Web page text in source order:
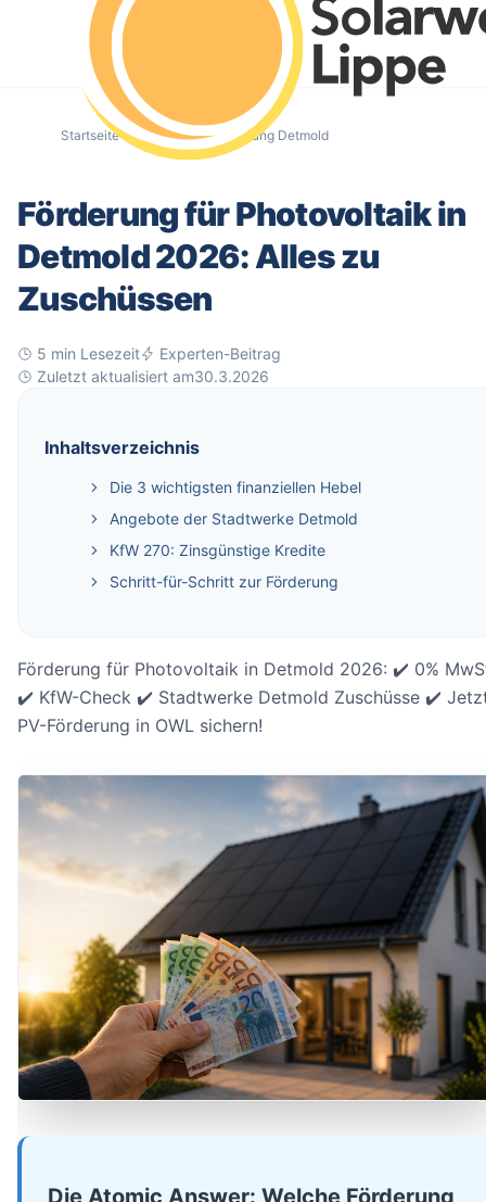
Startseite / Blog / PV-Förderung Detmold
Förderung für Photovoltaik in
Detmold 2026: Alles zu
Zuschüssen
5 min Lesezeit
Experten-Beitrag
Zuletzt aktualisiert am30.3.2026
Inhaltsverzeichnis
Die 3 wichtigsten finanziellen Hebel
Angebote der Stadtwerke Detmold
KfW 270: Zinsgünstige Kredite
Schritt-für-Schritt zur Förderung
Förderung für Photovoltaik in Detmold 2026: ✔️ 0%
✔️ KfW-Check ✔️ Stadtwerke Detmold Zuschüsse ✔️
PV-Förderung in OWL sichern!
Die Atomic Answer: Welche Förderung